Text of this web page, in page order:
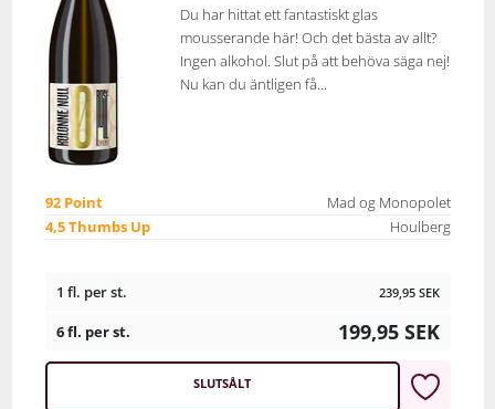
Du har hittat ett fantastiskt glas
mousserande här! Och det bästa av allt?
Ingen alkohol. Slut på att behöva säga nej!
Nu kan du äntligen få...
92 Point
Mad og Monopolet
4,5 Thumbs Up
Houlberg
1 fl. per st. 239,95 SEK
6 fl. per st. 199,95 SEK
SLUTSÅLT